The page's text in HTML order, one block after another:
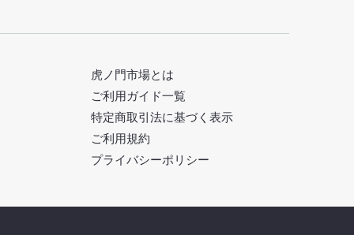
虎ノ門市場とは
ご利用ガイド一覧
特定商取引法に基づく表示
ご利用規約
プライバシーポリシー